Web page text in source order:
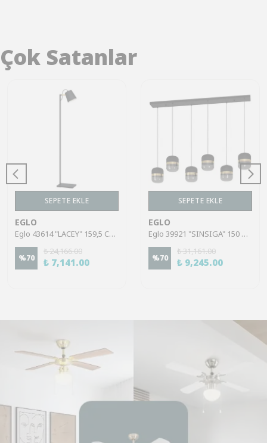
Çok Satanlar
SEPETE EKLE
EGLO
Eglo 43614 "LACEY" 159,5 Cm Yüksekliğinde Çelik, Ahşap Köşe Lambası Lambader
%70
₺ 24,166.00
₺ 7,141.00
SEPETE EKLE
EGLO
Eglo 39921 "SINSIGA" 150 Cm Yüksekliğinde Çelik Siyah Sarkıt Avize
%70
₺ 31,161.00
₺ 9,245.00